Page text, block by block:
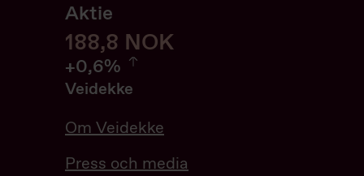
Aktie
188,8 NOK188,8
+0,6%
0.64%
Veidekke
Om Veidekke
Press och media